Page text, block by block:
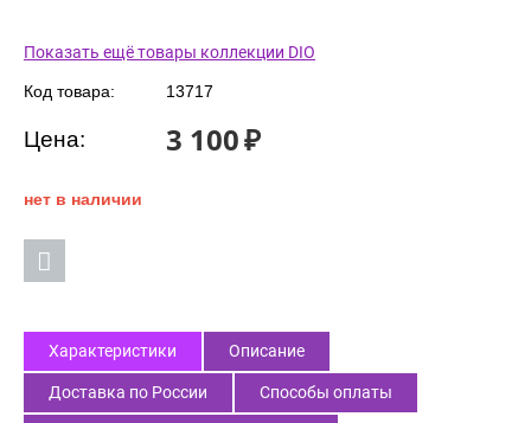
Показать ещё товары коллекции DIO
Код товара: 13717
Цена: 3 100₽
нет в наличии
Характеристики Описание
Доставка по России Способы оплаты